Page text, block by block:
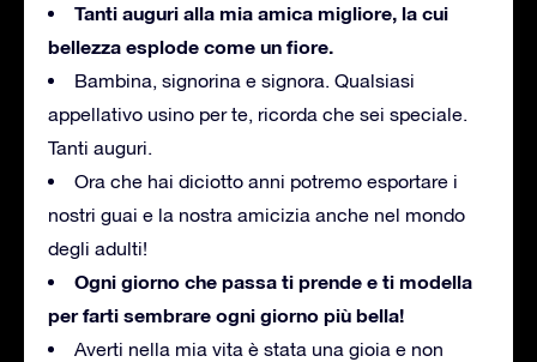
Tanti auguri alla mia amica migliore, la cui
bellezza esplode come un fiore.
Bambina, signorina e signora. Qualsiasi
appellativo usino per te, ricorda che sei speciale.
Tanti auguri.
Ora che hai diciotto anni potremo esportare i
nostri guai e la nostra amicizia anche nel mondo
degli adulti!
Ogni giorno che passa ti prende e ti modella
per farti sembrare ogni giorno più bella!
Averti nella mia vita è stata una gioia e non